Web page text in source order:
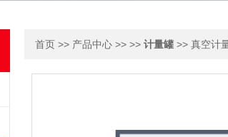
首页 >> 产品中心 >> >> 计量罐 >> 真空计